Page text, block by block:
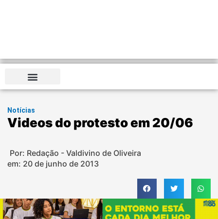
Notícias
Videos do protesto em 20/06
Por: Redação - Valdivino de Oliveira
em: 20 de junho de 2013